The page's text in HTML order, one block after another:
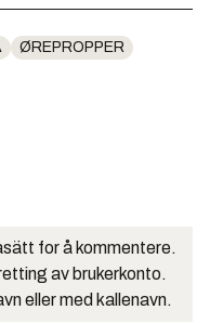
ØREPROPPER
for å kommentere.
av brukerkonto.
eller med kallenavn.